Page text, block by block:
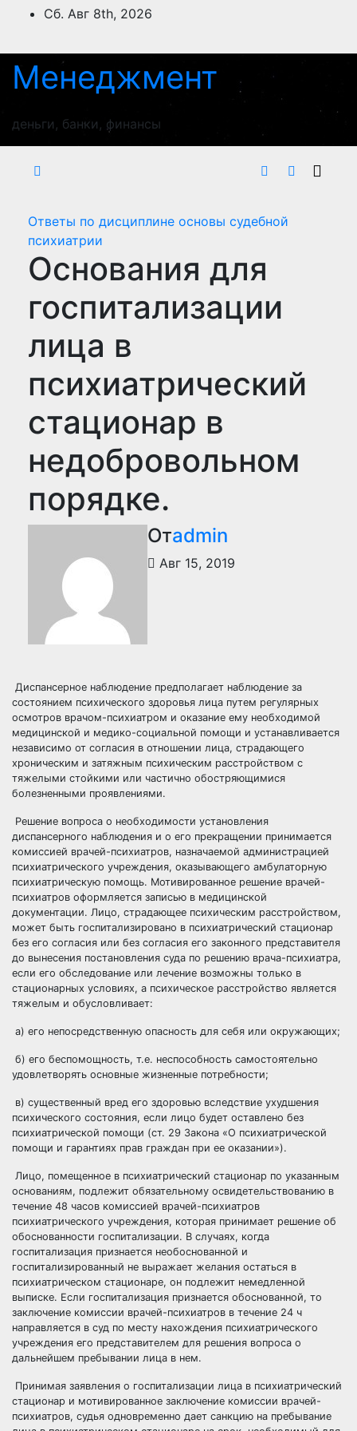
ПерейтиСб. Авг 8th, 2026
Менеджмент
деньги, банки, финансы
Ответы по дисциплине основы судебной
психиатрии
Основания для
госпитализации
лица в
психиатрический
стационар в
недобровольном
порядке.
Отadmin
Авг 15, 2019
Диспансерное наблюдение предполагает наблюдение за
состоянием психического здоровья лица путем регулярных
осмотров врачом-психиатром и оказание ему необходимой
медицинской и медико-социальной помощи и устанавливается
независимо от согласия в отношении лица, страдающего
хроническим и затяжным психическим расстройством с
тяжелыми стойкими или частично обостряющимися
болезненными проявлениями.
Решение вопроса о необходимости установления
диспансерного наблюдения и о его прекращении принимается
комиссией врачей-психиатров, назначаемой администрацией
психиатрического учреждения, оказывающего амбулаторную
психиатрическую помощь. Мотивированное решение врачей-
психиатров оформляется записью в медицинской
документации. Лицо, страдающее психическим расстройством,
может быть госпитализировано в психиатрический стационар
без его согласия или без согласия его законного представителя
до вынесения постановления суда по решению врача-психиатра,
если его обследование или лечение возможны только в
стационарных условиях, а психическое расстройство является
тяжелым и обусловливает:
а) его непосредственную опасность для себя или окружающих;
б) его беспомощность, т.е. неспособность самостоятельно
удовлетворять основные жизненные потребности;
в) существенный вред его здоровью вследствие ухудшения
психического состояния, если лицо будет оставлено без
психиатрической помощи (ст. 29 Закона «О психиатрической
помощи и гарантиях прав граждан при ее оказании»).
Лицо, помещенное в психиатрический стационар по указанным
основаниям, подлежит обязательному освидетельствованию в
течение 48 часов комиссией врачей-психиатров
психиатрического учреждения, которая принимает решение об
обоснованности госпитализации. В случаях, когда
госпитализация признается необоснованной и
госпитализированный не выражает желания остаться в
психиатрическом стационаре, он подлежит немедленной
выписке. Если госпитализация признается обоснованной, то
заключение комиссии врачей-психиатров в течение 24 ч
направляется в суд по месту нахождения психиатрического
учреждения его представителем для решения вопроса о
дальнейшем пребывании лица в нем.
Принимая заявления о госпитализации лица в психиатрический
стационар и мотивированное заключение комиссии врачей-
психиатров, судья одновременно дает санкцию на пребывание